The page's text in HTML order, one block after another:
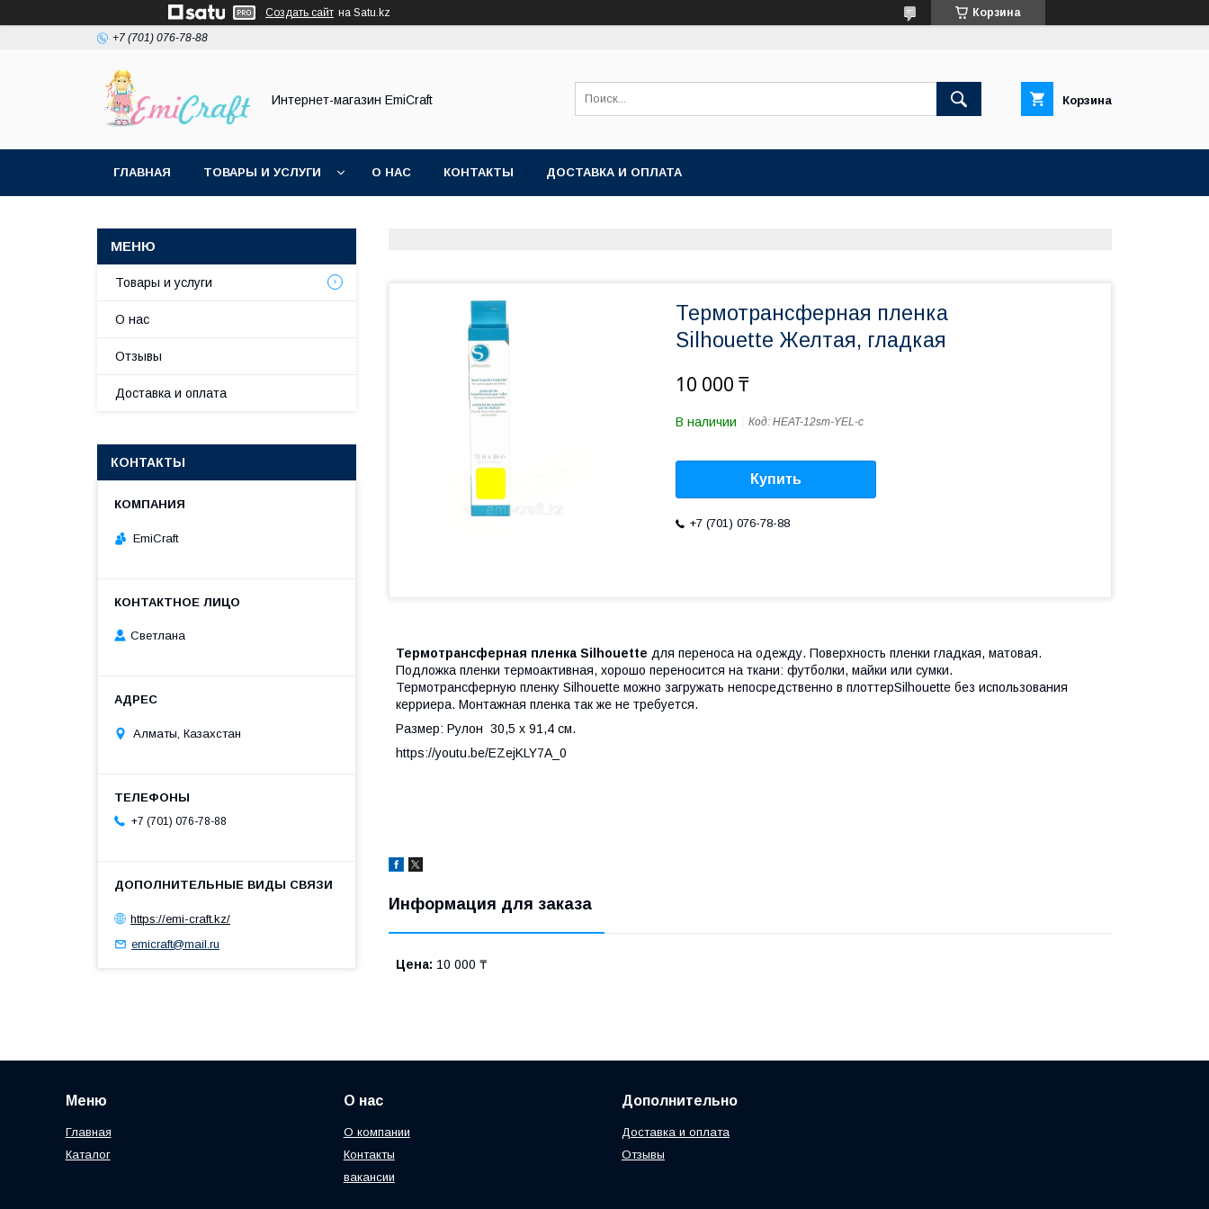
Создать сайт на Satu.kz Корзина
+7 (701) 076-78-88
Интернет-магазин EmiCraft Корзина
ГЛАВНАЯ ТОВАРЫ И УСЛУГИ О НАС КОНТАКТЫ ДОСТАВКА И ОПЛАТА
Термотрансферная пленка
Silhouette Желтая, гладкая
10 000 ₸
В наличии Код: HEAT-12sm-YEL-c
Купить
+7 (701) 076-78-88
Термотрансферная пленка Silhouette для переноса на одежду. Поверхность пленки гладкая, матовая.
Подложка пленки термоактивная, хорошо переносится на ткани: футболки, майки или сумки.
Термотрансферную пленку Silhouette можно загружать непосредственно в плоттерSilhouette без использования
керриера. Монтажная пленка так же не требуется.
Размер: Рулон 30,5 х 91,4 см.
https://youtu.be/EZejKLY7A_0
Информация для заказа
Цена: 10 000 ₸
Товары и услуги
О нас
Отзывы
Доставка и оплата
КОНТАКТЫ
EmiCraft
Светлана
Алматы, Казахстан
+7 (701) 076-78-88
https://emi-craft.kz/
emicraft@mail.ru
Меню
Главная
Каталог
О нас
О компании
Контакты
вакансии
Дополнительно
Доставка и оплата
Отзывы